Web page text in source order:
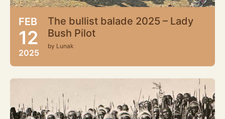
FEB
12
2025
The bullist balade 2025 – Lady
Bush Pilot
by Lunak